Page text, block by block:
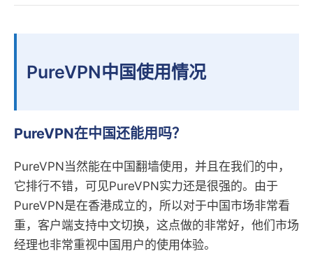
PureVPN中国使用情况
PureVPN在中国还能用吗？
PureVPN当然能在中国翻墙使用，并且在我们的中，
它排行不错，可见PureVPN实力还是很强的。由于
PureVPN是在香港成立的，所以对于中国市场非常看
重，客户端支持中文切换，这点做的非常好，他们市场
经理也非常重视中国用户的使用体验。